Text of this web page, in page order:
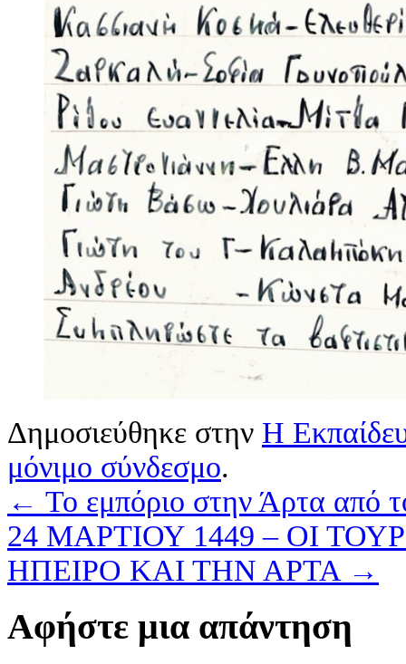
Δημοσιεύθηκε στην Η
μόνιμο σύνδεσμο.
← Το εμπόριο στην Άρτα από
24 ΜΑΡΤΙΟΥ 1449 – ΟΙ
ΗΠΕΙΡΟ ΚΑΙ ΤΗΝ ΑΡΤΑ →
Αφήστε μια απάντηση